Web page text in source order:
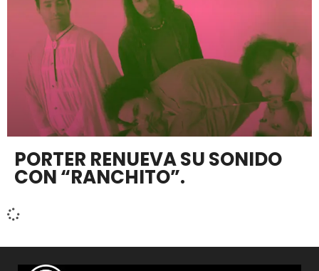
PORTER RENUEVA SU SONIDO
CON “RANCHITO”.